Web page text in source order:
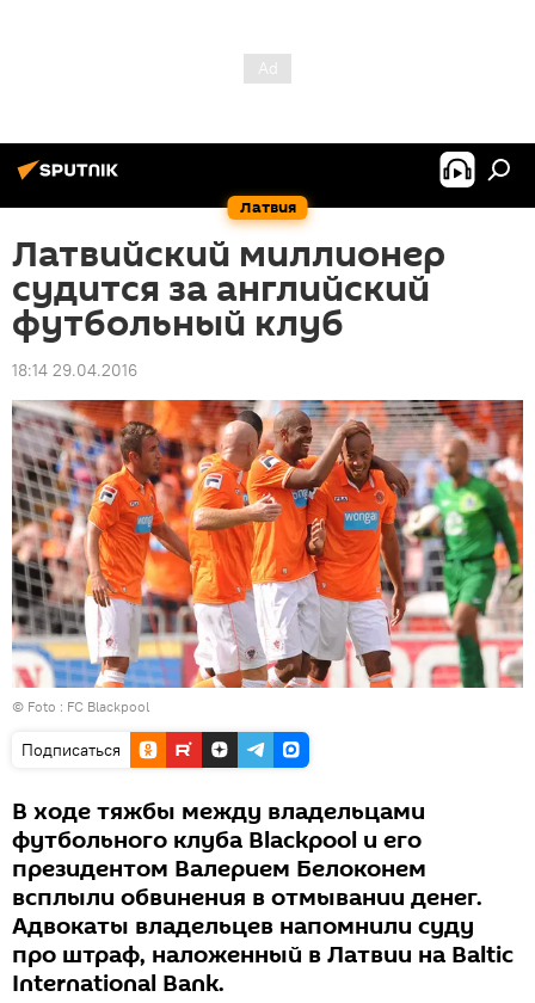
Латвия
Латвийский миллионер
судится за английский
футбольный клуб
18:14 29.04.2016
© Foto : FC Blackpool
Подписаться
В ходе тяжбы между владельцами
футбольного клуба Blackpool и его
президентом Валерием Белоконем
всплыли обвинения в отмывании денег.
Адвокаты владельцев напомнили суду
про штраф, наложенный в Латвии на Baltic
International Bank.